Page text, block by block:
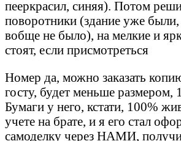
пееркрасил, синяя). Потом
поворотники (здание уже были,
вобще не было), на мелкие и
стоят, если присмотреться
Номер да, можно заказать
госту, будет меньше размером,
Бумаги у него, кстати, 100%
учете на брате, и я его стал
самоделку через НАМИ,